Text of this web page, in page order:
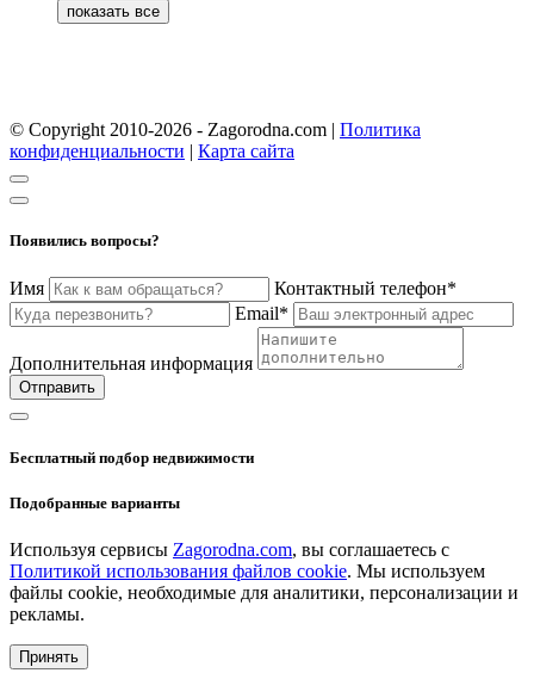
© Copyright 2010-2026 - Zagorodna.com | Политика
конфиденциальности | Карта сайта
Появились вопросы?
Имя
Контактный телефон*
Email*
Дополнительная информация
Отправить
Бесплатный подбор недвижимости
Подобранные варианты
Используя сервисы Zagorodna.com, вы соглашаетесь с
Политикой использования файлов cookie. Мы используем
файлы cookie, необходимые для аналитики, персонализации и
рекламы.
Принять